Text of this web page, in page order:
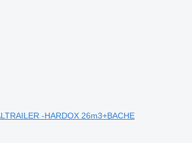
-HARDOX 26m3+BACHE